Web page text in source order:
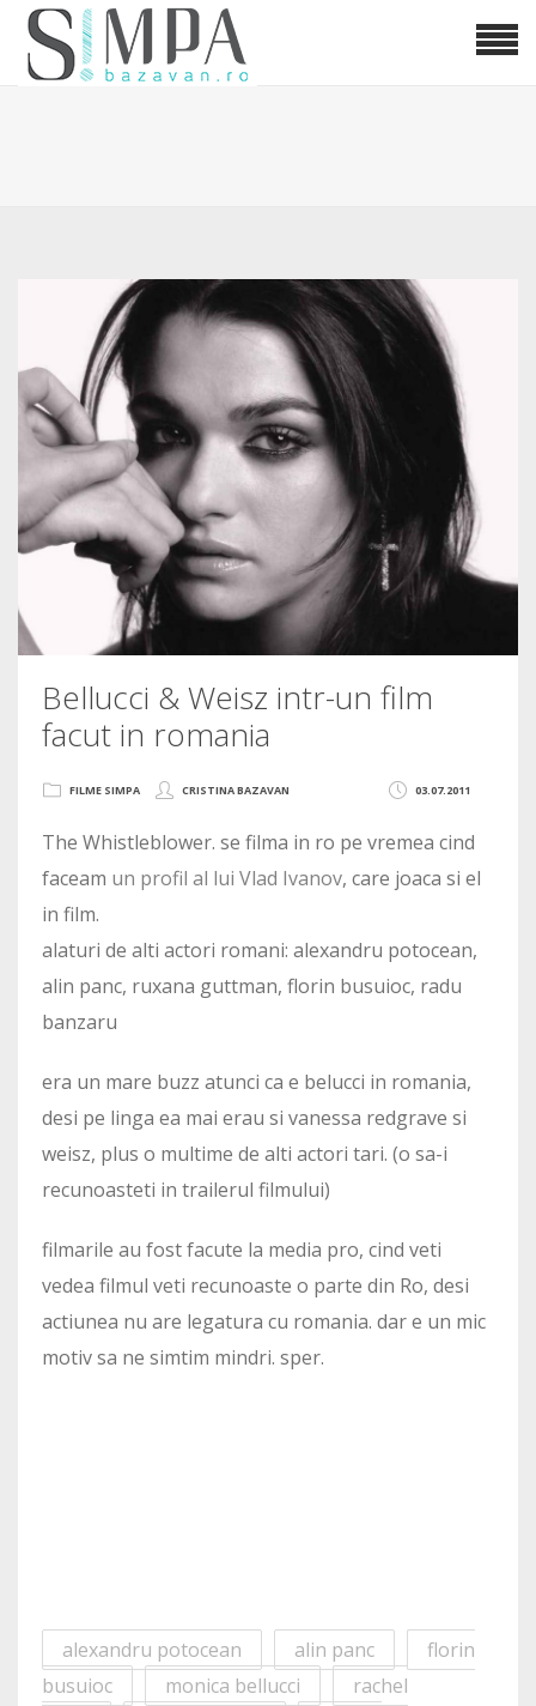
Bellucci & Weisz intr-un film
facut in romania
03.07.2011
FILME SIMPA CRISTINA BAZAVAN
The Whistleblower. se filma in ro pe vremea cind
faceam un profil al lui Vlad Ivanov, care joaca si el
in film.
alaturi de alti actori romani: alexandru potocean,
alin panc, ruxana guttman, florin busuioc, radu
banzaru
era un mare buzz atunci ca e belucci in romania,
desi pe linga ea mai erau si vanessa redgrave si
weisz, plus o multime de alti actori tari. (o sa-i
recunoasteti in trailerul filmului)
filmarile au fost facute la media pro, cind veti
vedea filmul veti recunoaste o parte din Ro, desi
actiunea nu are legatura cu romania. dar e un mic
motiv sa ne simtim mindri. sper.
alexandru potocean alin panc
florin
busuioc
monica bellucci
rachel